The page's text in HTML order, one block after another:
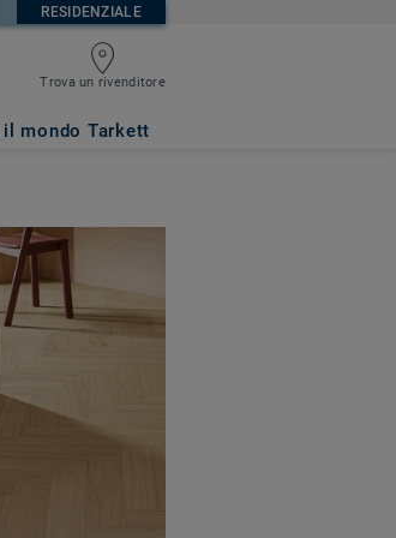
RESIDENZIALE
Trova un rivenditore
mondo Tarkett